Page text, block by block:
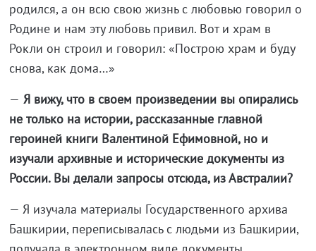
родился, а он всю свою жизнь с любовью говорил о
Родине и нам эту любовь привил. Вот и храм в
Рокли он строил и говорил: «Построю храм и буду
снова, как дома…»
— Я вижу, что в своем произведении вы опирались
не только на истории, рассказанные главной
героиней книги Валентиной Ефимовной, но и
изучали архивные и исторические документы из
России. Вы делали запросы отсюда, из Австралии?
— Я изучала материалы Государственного архива
Башкирии, переписывалась с людьми из Башкирии,